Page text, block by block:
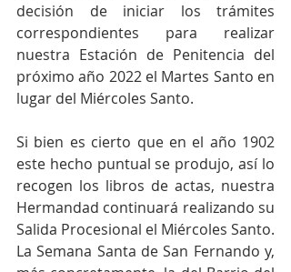
decisión de iniciar los trámites
correspondientes para realizar
nuestra Estación de Penitencia del
próximo año 2022 el Martes Santo en
lugar del Miércoles Santo.
Si bien es cierto que en el año 1902
este hecho puntual se produjo, así lo
recogen los libros de actas, nuestra
Hermandad continuará realizando su
Salida Procesional el Miércoles Santo.
La Semana Santa de San Fernando y,